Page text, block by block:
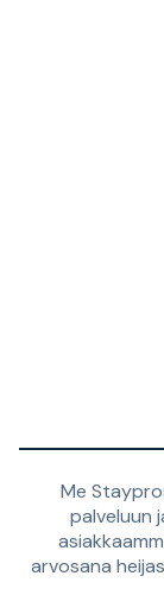
Me
palveluun
arvosana